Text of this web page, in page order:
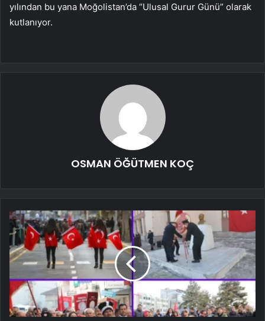
yılından bu yana Moğolistan’da “Ulusal Gurur Günü” olarak
kutlanıyor.
OSMAN ÖĞÜTMEN KOÇ